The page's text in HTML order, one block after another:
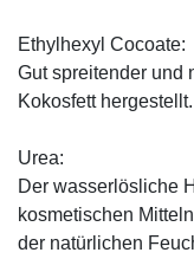
Ethylhexyl Cocoate:
Gut spreitender und
Kokosfett hergestellt.
Urea:
Der wasserlösliche
kosmetischen
der natürlichen